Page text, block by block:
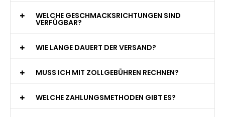
WELCHE GESCHMACKSRICHTUNGEN SIND
VERFÜGBAR?
WIE LANGE DAUERT DER VERSAND?
MUSS ICH MIT ZOLLGEBÜHREN RECHNEN?
WELCHE ZAHLUNGSMETHODEN GIBT ES?